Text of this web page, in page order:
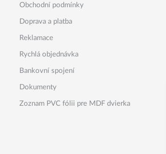
Obchodní podmínky
Doprava a platba
Reklamace
Rychlá objednávka
Bankovní spojení
Dokumenty
Zoznam PVC fólii pre MDF dvierka